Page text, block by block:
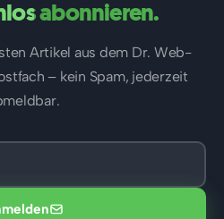
abonnieren.
Artikel aus dem Dr. Web-
– kein Spam, jederzeit